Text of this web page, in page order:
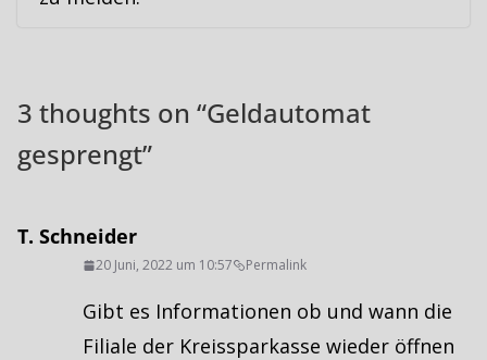
3 thoughts on “Geldautomat
gesprengt”
T. Schneider
20 Juni, 2022 um 10:57 Permalink
Gibt es Informationen ob und wann die
Filiale der Kreissparkasse wieder öffnen